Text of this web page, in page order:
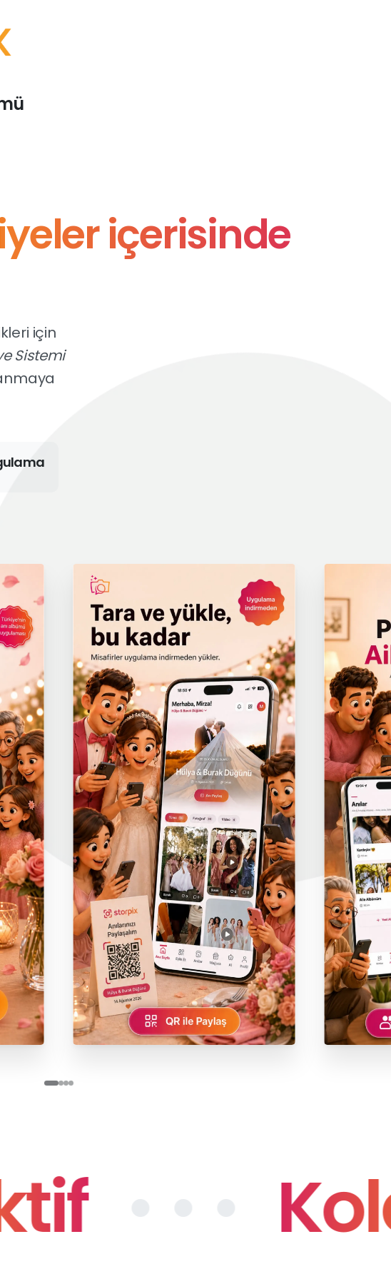
içerisinde
için
Sistemi
• • •